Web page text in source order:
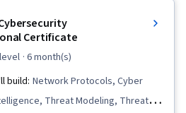
Certificate
· 6 month(s)
build: Network Protocols, Cyber
Threat Modeling, Threat